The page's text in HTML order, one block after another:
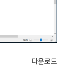
다운로드